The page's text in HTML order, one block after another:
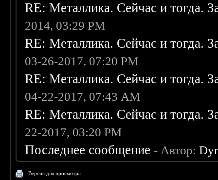
RE: Металлика. Сейчас и тогда.
2014, 03:29 PM
RE: Металлика. Сейчас и тогда.
03-26-2017, 07:20 PM
RE: Металлика. Сейчас и тогда.
04-22-2017, 07:43 AM
RE: Металлика. Сейчас и тогда.
22-2017, 03:20 PM
Последнее сообщение - Автор:
Версия для просмотра